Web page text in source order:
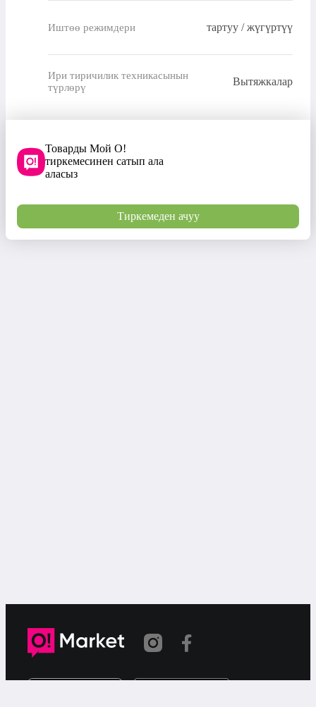
Иштөө режимдери тартуу / жүгүртүү
Ири тиричилик техникасынын
түрлөрү
Вытяжкалар
Товарды Мой О!
тиркемесинен сатып ала
аласыз
Тиркемеден ачуу